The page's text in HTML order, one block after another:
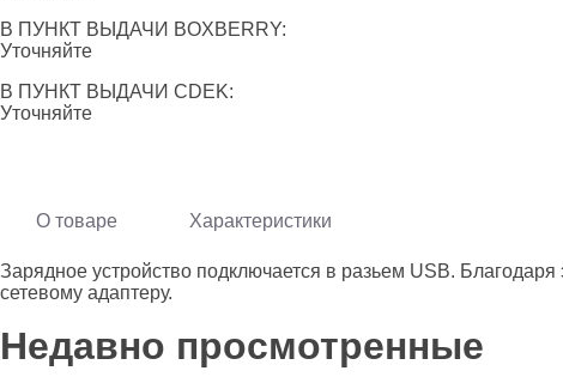
В ПУНКТ ВЫДАЧИ BOXBERRY:
Уточняйте
В ПУНКТ ВЫДАЧИ CDEK:
Уточняйте
О товаре Характеристики
Зарядное устройство подключается в разьем USB.
сетевому адаптеру.
Недавно просмотренные